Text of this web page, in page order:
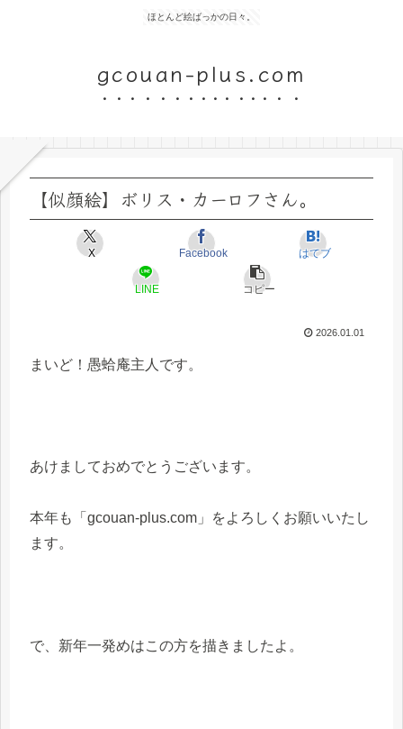
ほとんど絵ばっかの日々。
gcouan-plus.com
【似顔絵】ボリス・カーロフさん。
X Facebook はてブ
LINE コピー
2026.01.01
まいど！愚蛤庵主人です。
あけましておめでとうございます。
本年も「gcouan-plus.com」をよろしくお願いいたし
ます。
で、新年一発めはこの方を描きましたよ。